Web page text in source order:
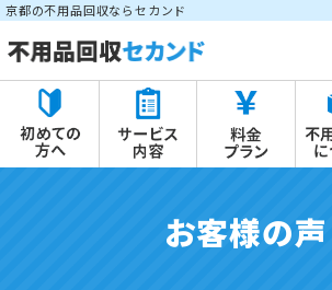
京都の不用品回収ならセカンド
お客様の声